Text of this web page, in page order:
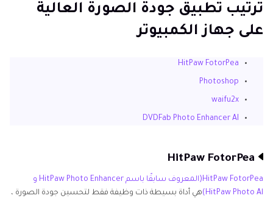
الخاتمة
ترتيب تطبيق جودة الصورة العالية
على جهاز الكمبيوتر
HitPaw FotorPea
Photoshop
waifu2x
DVDFab Photo Enhancer AI
HitPaw FotorPea
HitPaw FotorPea(المعروف سابقًا باسم HitPaw Photo Enhancer و
HitPaw Photo Al) هي أداة بسيطة ذات وظيفة فقط لتحسين جودة الصورة ،